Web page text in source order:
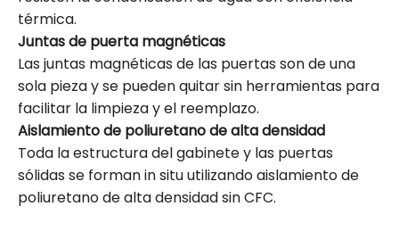
térmica.
Juntas de puerta magnéticas
Las juntas magnéticas de las puertas son de una
sola pieza y se pueden quitar sin herramientas para
facilitar la limpieza y el reemplazo.
Aislamiento de poliuretano de alta densidad
Toda la estructura del gabinete y las puertas
sólidas se forman in situ utilizando aislamiento de
poliuretano de alta densidad sin CFC.